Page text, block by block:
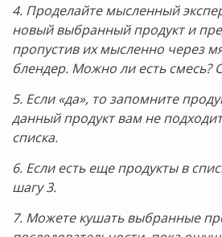
4. Проделайте мысленный
новый выбранный продукт и
пропустив их мысленно через
блендер. Можно ли есть смесь?
5. Если «да», то запомните
данный продукт вам не
списка.
6. Если есть еще продукты в
шагу 3.
7. Можете кушать выбранные